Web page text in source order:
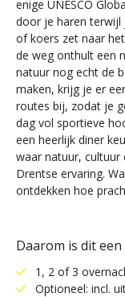
enige UNESCO
door je haren terwijl
of koers zet naar
de weg onthult een
natuur nog echt de
maken, krijg je er
routes bij, zodat je
dag vol sportieve
een heerlijk diner
waar natuur,
Drentse ervaring.
ontdekken hoe
Daarom is dit
1, 2 of 3
Optioneel: incl.